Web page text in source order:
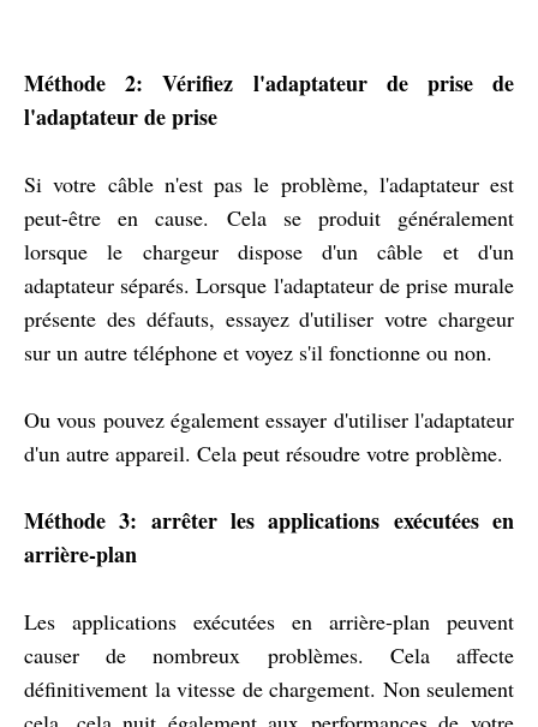
Méthode 2: Vérifiez l'adaptateur de prise de
l'adaptateur de prise
Si votre câble n'est pas le problème, l'adaptateur est
peut-être en cause. Cela se produit généralement
lorsque le chargeur dispose d'un câble et d'un
adaptateur séparés. Lorsque l'adaptateur de prise murale
présente des défauts, essayez d'utiliser votre chargeur
sur un autre téléphone et voyez s'il fonctionne ou non.
Ou vous pouvez également essayer d'utiliser l'adaptateur
d'un autre appareil. Cela peut résoudre votre problème.
Méthode 3: arrêter les applications exécutées en
arrière-plan
Les applications exécutées en arrière-plan peuvent
causer de nombreux problèmes. Cela affecte
définitivement la vitesse de chargement. Non seulement